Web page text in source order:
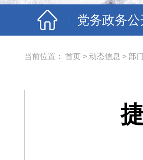
党务政务公
当前位置： 首页 > 动态信息 > 部